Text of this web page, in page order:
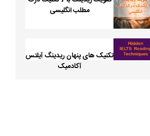
مطلب انگلیسی
تکنیک های پنهان ریدینگ آیلتس
آکادمیک